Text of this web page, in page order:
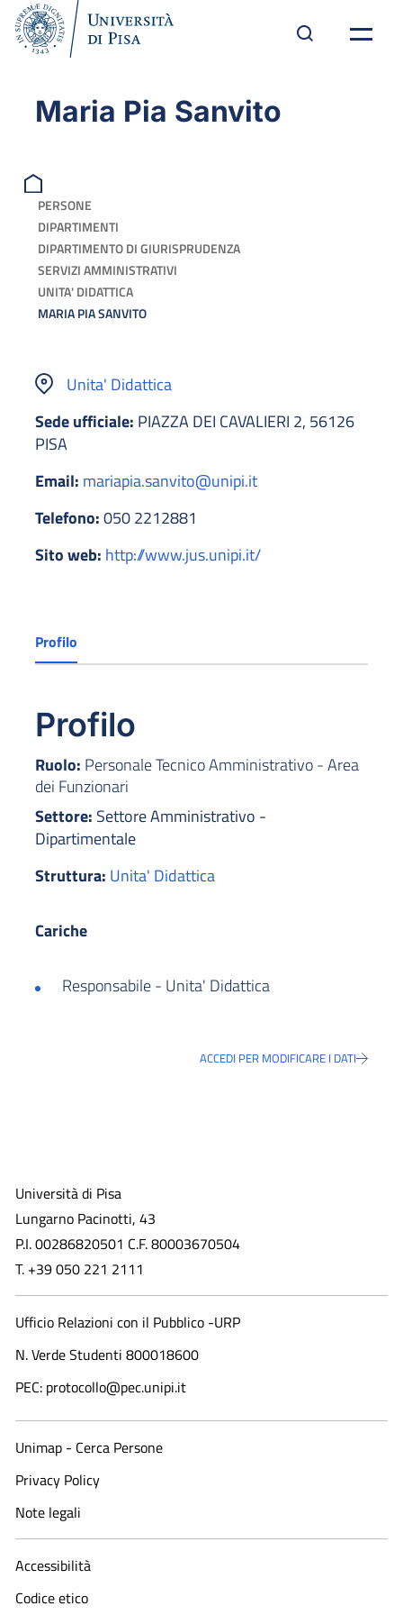
Maria Pia Sanvito
PERSONE
DIPARTIMENTI
DIPARTIMENTO DI GIURISPRUDENZA
SERVIZI AMMINISTRATIVI
UNITA' DIDATTICA
MARIA PIA SANVITO
Unita' Didattica
Sede ufficiale: PIAZZA DEI CAVALIERI 2, 56126
PISA
Email: mariapia.sanvito@unipi.it
Telefono:050 2212881
Sito web: http://www.jus.unipi.it/
Profilo
Profilo
Ruolo: Personale Tecnico Amministrativo - Area
dei Funzionari
Settore: Settore Amministrativo -
Dipartimentale
Struttura: Unita' Didattica
Cariche
Responsabile - Unita' Didattica
ACCEDI PER MODIFICARE I DATI
Università di Pisa
Lungarno Pacinotti, 43
P.I. 00286820501 C.F. 80003670504
T. +39 050 221 2111
Ufficio Relazioni con il Pubblico -URP
N. Verde Studenti 800018600​
PEC: protocollo@pec.unipi.it
Unimap - Cerca Persone
Privacy Policy
Note legali
Accessibilità
Codice etico